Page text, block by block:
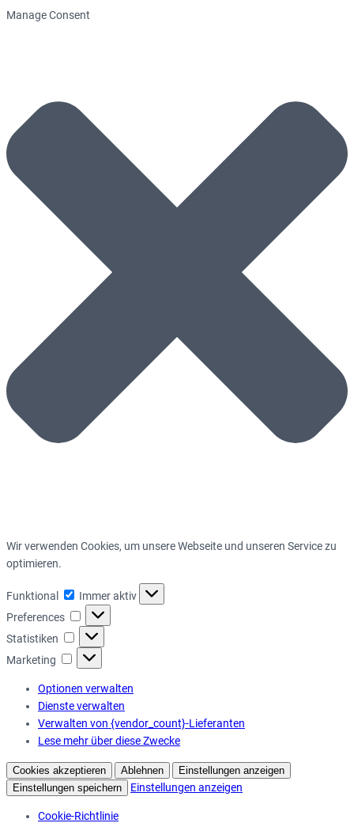
Manage Consent
Wir verwenden Cookies, um unsere Webseite und unseren Service zu
optimieren.
Funktional Funktional
Immer aktiv
Preferences
Preferences
Statistiken Statistiken
Marketing Marketing
Optionen verwalten
Dienste verwalten
Verwalten von {vendor_count}-Lieferanten
Lese mehr über diese Zwecke
Cookies akzeptieren Ablehnen
Einstellungen anzeigen
Einstellungen speichern
Einstellungen anzeigen
Cookie-Richtlinie